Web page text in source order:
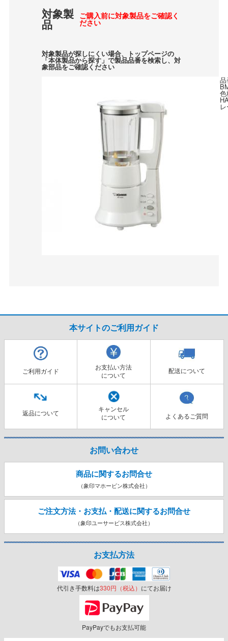
対象製
品
ご購入前に対象製品をご確認く
ださい
対象製品が探しにくい場合、トップページの
「本体製品から探す」で製品品番を検索し、対
象部品をご確認ください
本サイトのご利用ガイド
ご利用ガイド
お支払い方法
について
配送について
返品について
キャンセル
について
よくあるご質問
お問い合わせ
商品に関するお問合せ
（象印マホービン株式会社）
ご注文方法・お支払・配送に関するお問合せ
（象印ユーサービス株式会社）
お支払方法
代引き手数料は330円（税込） にてお届け
PayPayでもお支払可能